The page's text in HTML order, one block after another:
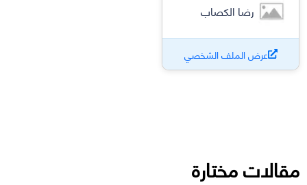
رضا الكصاب
عرض الملف الشخصي
مقالات مختارة